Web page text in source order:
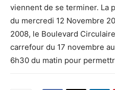
viennent de se terminer. La
du mercredi 12 Novembre
2008, le Boulevard
carrefour du 17 novembre
6h30 du matin pour